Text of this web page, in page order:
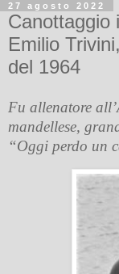
27 agosto 2022
Canottaggio
Emilio
del 1964
Fu allenatore
mandellese,
“Oggi perdo un